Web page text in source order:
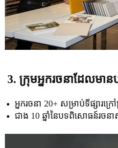
3. ក្រុមអ្នករចនាដែលម
អ្នករចនា 20+ សម្រាប់ទីផ្សារក្រ
ជាង 10 ឆ្នាំនៃបទពិសោធន៍រចនា